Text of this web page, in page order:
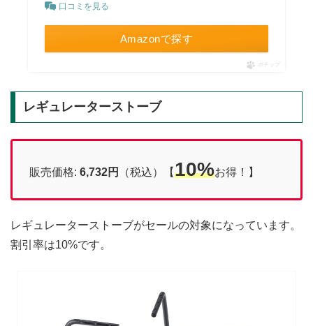
口コミを見る
Amazonで探す
ポチップ
レギュレーターストーブ
販売価格: 6,732円 （税込）【10%お得！】
レギュレーターストーブがセールの対象になっています。
割引率は10%です。